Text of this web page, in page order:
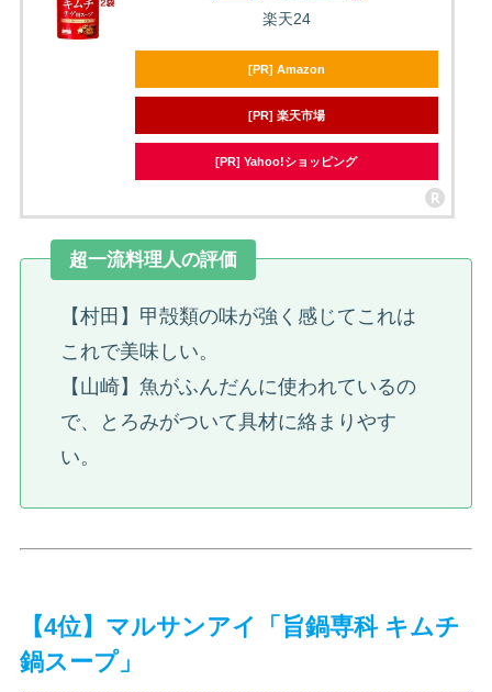
楽天24
[PR] Amazon
[PR] 楽天市場
[PR] Yahoo!ショッピング
超一流料理人の評価
【村田】甲殻類の味が強く感じてこれは
これで美味しい。
【山崎】魚がふんだんに使われているの
で、とろみがついて具材に絡まりやす
い。
【4位】マルサンアイ「旨鍋専科 キムチ
鍋スープ」